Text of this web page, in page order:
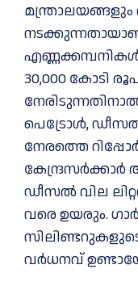
നടക്കുന്നതായാണ്
30,000 കോടി
പെട്രോൾ, ഡീസൽ
നേരത്തെ
കേന്ദ്രസർക്കാർ
ഡീസൽ വില
വരെ ഉയരും.
വർധനവ്